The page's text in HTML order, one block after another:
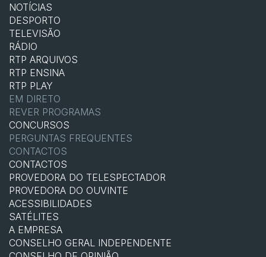
NOTÍCIAS
DESPORTO
TELEVISÃO
RÁDIO
RTP ARQUIVOS
RTP ENSINA
RTP PLAY
EM DIRETO
REVER PROGRAMAS
CONCURSOS
PERGUNTAS FREQUENTES
CONTACTOS
CONTACTOS
PROVEDORA DO TELESPECTADOR
PROVEDORA DO OUVINTE
ACESSIBILIDADES
SATÉLITES
A EMPRESA
CONSELHO GERAL INDEPENDENTE